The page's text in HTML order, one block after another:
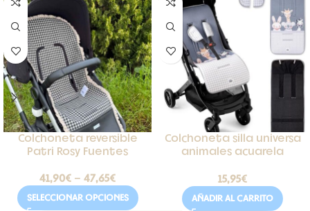
Colchoneta reversible
Patri Rosy Fuentes
41,90€ - 47,65€
SELECCIONAR OPCIONES
Colchoneta silla universa
animales acuarela
15,95€
AÑADIR AL CARRITO